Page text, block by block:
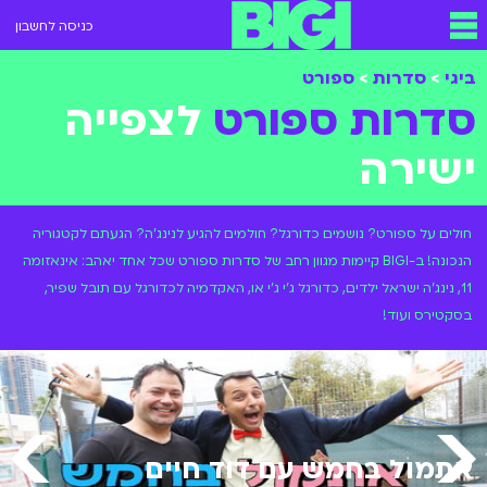
כניסה לחשבון
ביגי > סדרות > ספורט
סדרות ספורט לצפייה
ישירה
חולים על ספורט? נושמים כדורגל? חולמים להגיע לנינג'ה? הגעתם לקטגוריה
הנכונה! ב-BIGI קיימות מגוון רחב של סדרות ספורט שכל אחד יאהב: אינאזומה
11, נינג'ה ישראל ילדים, כדורגל ג'י ג'י או, האקדמיה לכדורגל עם תובל שפיר,
בסקטירס ועוד!
אתמול בחמש עם דוד חיים